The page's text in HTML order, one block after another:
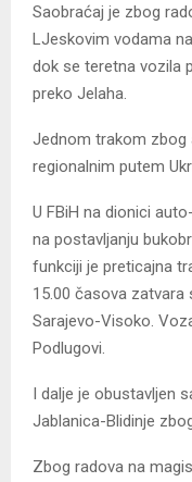
Saobraćaj je zbog
LJeskovim vodama
dok se teretna vozila
preko Jelaha.
Jednom trakom zbog
regionalnim putem
U FBiH na dionici
na postavljanju
funkciji je preticajna
15.00 časova zatvara
Sarajevo-Visoko.
Podlugovi.
I dalje je obustavljen
Jablanica-Blidinje
Zbog radova na